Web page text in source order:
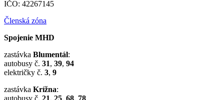
IČO: 42267145
Členská zóna
Spojenie MHD
zastávka Blumentál:
autobusy č. 31, 39, 94
električky č. 3, 9
zastávka Krížna: